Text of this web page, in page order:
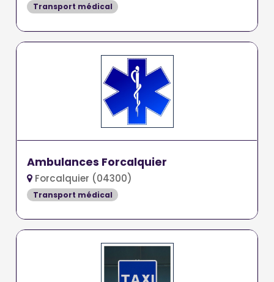
Transport médical
Ambulances Forcalquier
Forcalquier (04300)
Transport médical